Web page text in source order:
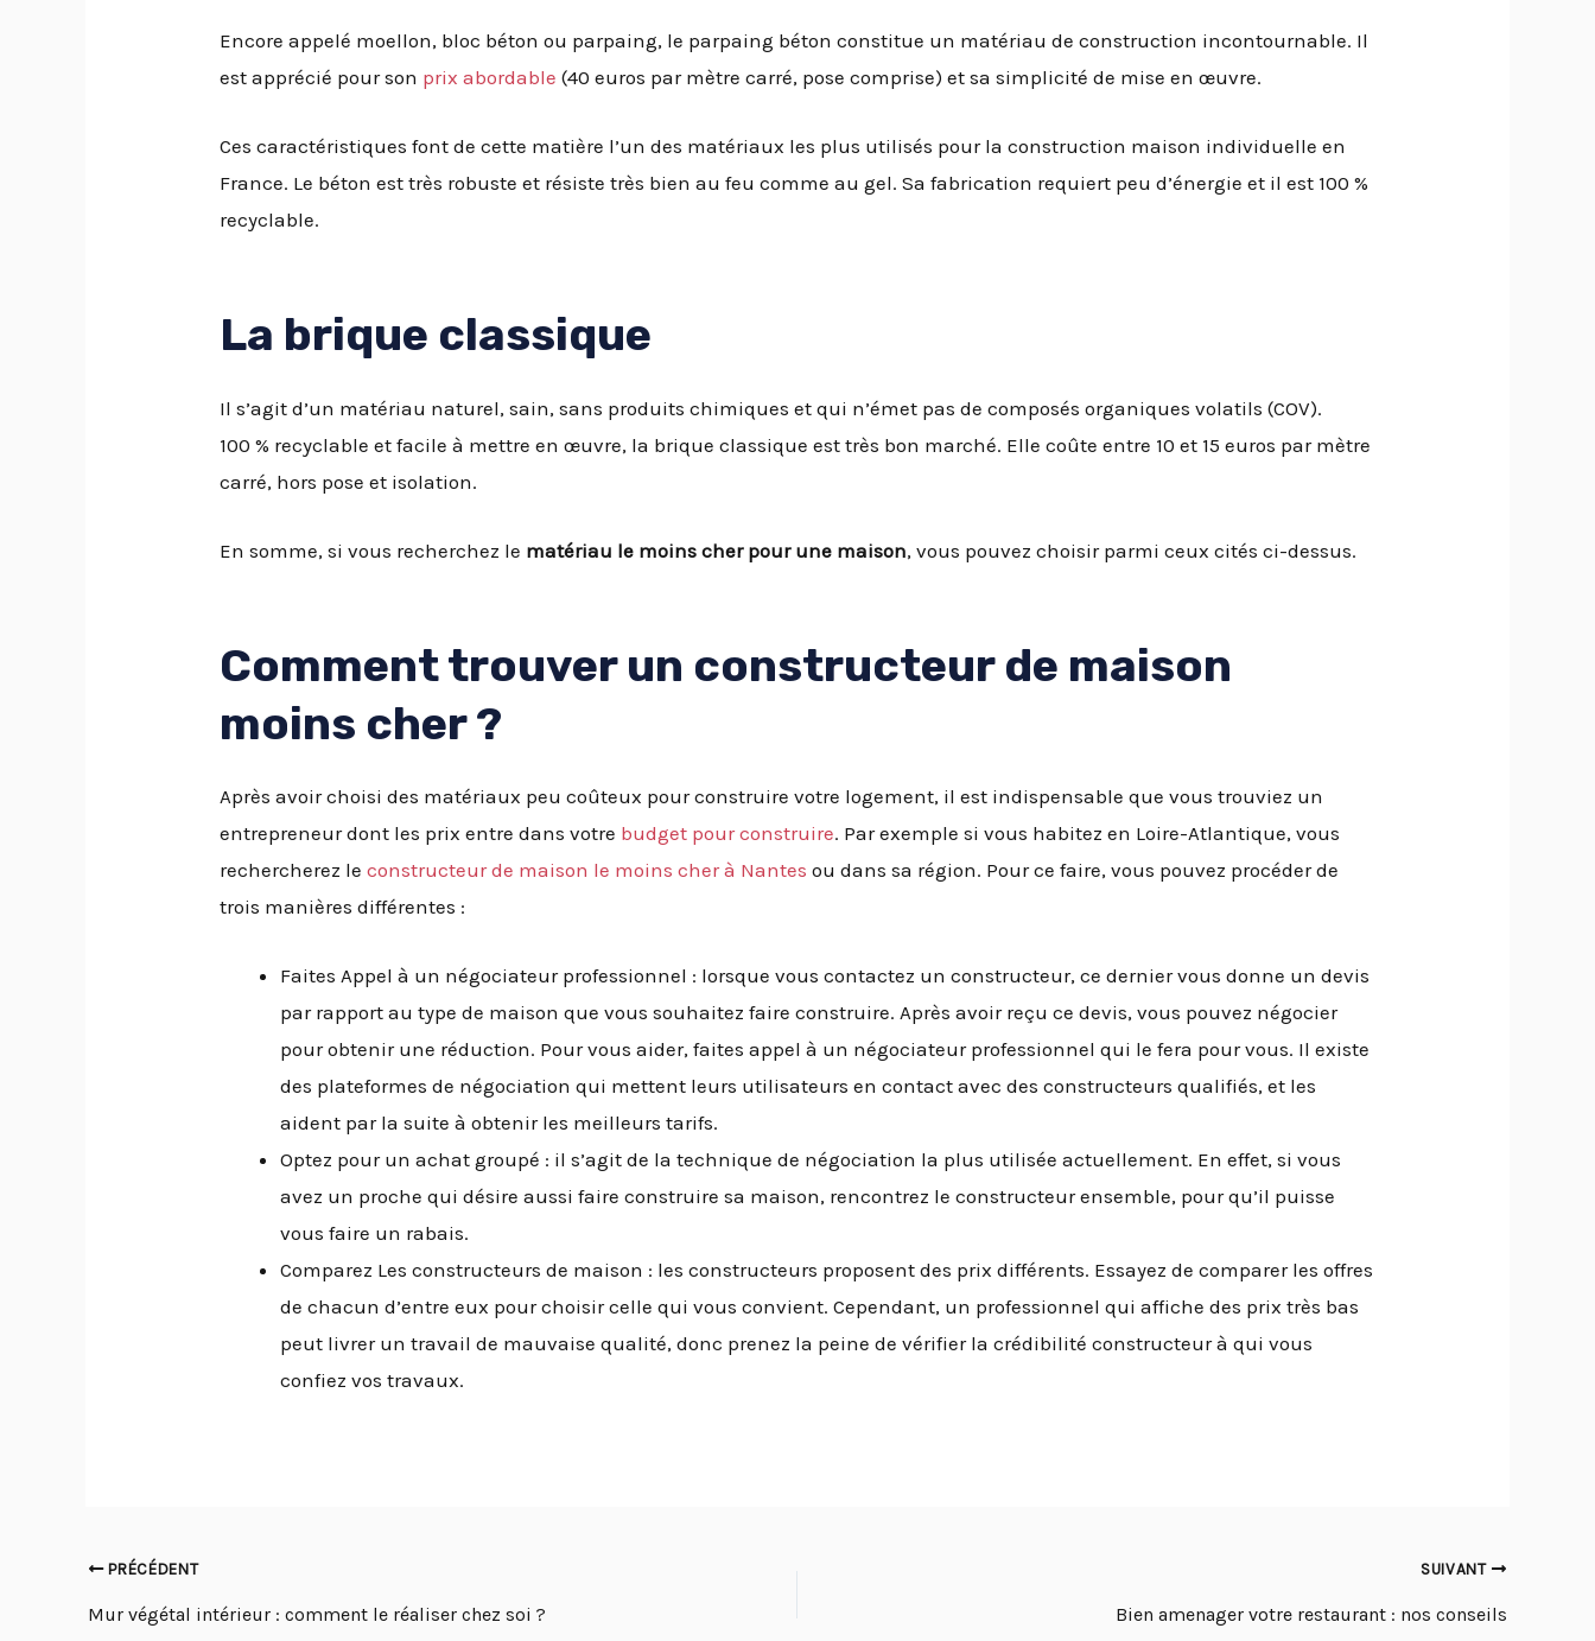
Encore appelé moellon, bloc béton ou parpaing, le parpaing béton constitue un matériau de construction incontournable. Il
est apprécié pour son prix abordable (40 euros par mètre carré, pose comprise) et sa simplicité de mise en œuvre.
Ces caractéristiques font de cette matière l’un des matériaux les plus utilisés pour la construction maison individuelle en
France. Le béton est très robuste et résiste très bien au feu comme au gel. Sa fabrication requiert peu d’énergie et il est 100 %
recyclable.
La brique classique
Il s’agit d’un matériau naturel, sain, sans produits chimiques et qui n’émet pas de composés organiques volatils (COV).
100 % recyclable et facile à mettre en œuvre, la brique classique est très bon marché. Elle coûte entre 10 et 15 euros par mètre
carré, hors pose et isolation.
En somme, si vous recherchez le matériau le moins cher pour une maison, vous pouvez choisir parmi ceux cités ci-dessus.
Comment trouver un constructeur de maison
moins cher ?
Après avoir choisi des matériaux peu coûteux pour construire votre logement, il est indispensable que vous trouviez un
entrepreneur dont les prix entre dans votre budget pour construire. Par exemple si vous habitez en Loire-Atlantique, vous
rechercherez leconstructeur de maison le moins cher à Nantes ou dans sa région. Pour ce faire, vous pouvez procéder de
trois manières différentes :
Faites Appel à un négociateur professionnel : lorsque vous contactez un constructeur, ce dernier vous donne un devis
par rapport au type de maison que vous souhaitez faire construire. Après avoir reçu ce devis, vous pouvez négocier
pour obtenir une réduction. Pour vous aider, faites appel à un négociateur professionnel qui le fera pour vous. Il existe
des plateformes de négociation qui mettent leurs utilisateurs en contact avec des constructeurs qualifiés, et les
aident par la suite à obtenir les meilleurs tarifs.
Optez pour un achat groupé : il s’agit de la technique de négociation la plus utilisée actuellement. En effet, si vous
avez un proche qui désire aussi faire construire sa maison, rencontrez le constructeur ensemble, pour qu’il puisse
vous faire un rabais.
Comparez Les constructeurs de maison : les constructeurs proposent des prix différents. Essayez de comparer les offres
de chacun d’entre eux pour choisir celle qui vous convient. Cependant, un professionnel qui affiche des prix très bas
peut livrer un travail de mauvaise qualité, donc prenez la peine de vérifier la crédibilité constructeur à qui vous
confiez vos travaux.
PRÉCÉDENT
Mur végétal intérieur : comment le réaliser chez soi ?
SUIVANT
Bien amenager votre restaurant : nos conseils